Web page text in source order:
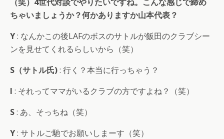
ちゃいましょうか？何かありますか山本代表？
Y: なんかこの後LAFのボスのサトルが飯田のクラブシー
ンを見せてくれるらしいから（笑）
S（サトル氏): 行く？本当に行っちゃう？
I : それってママがいるクラブの方ですよね？（笑）
S: あ、そっちね（笑）
Y: サトルご馳でお願いしまーす（笑）